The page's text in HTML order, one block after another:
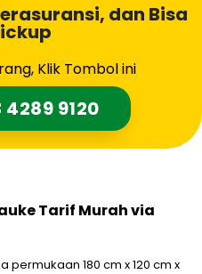
dan Bisa
Klik Tombol ini
4289 9120
Tarif Murah via
permukaan 180 cm x 120 cm x